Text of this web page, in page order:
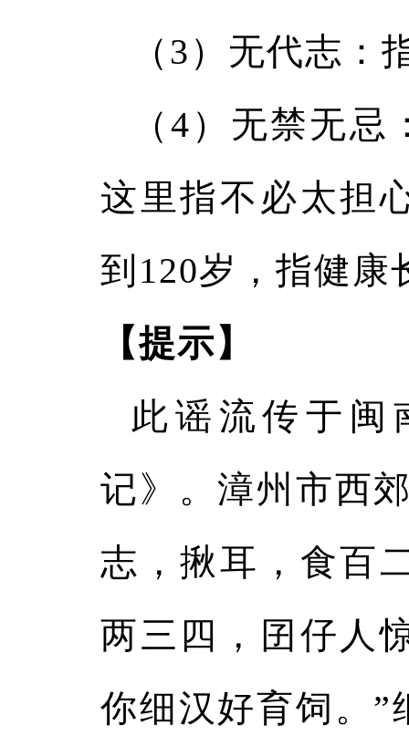
（3）无代志
（4）无禁无
这里指不必太担
到120岁，指健康
【提示】
此谣流传于闽
记》。漳州市西
志，揪耳，食百
两三四，囝仔人
你细汉好育饲。